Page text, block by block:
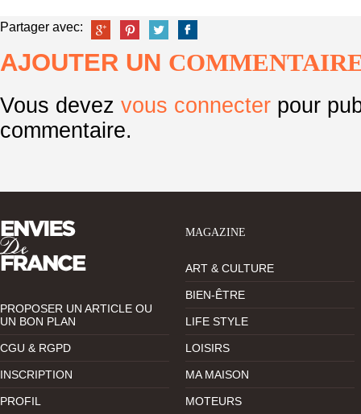
Partager avec:
AJOUTER UN
Vous devez vous connecter pour
commentaire.
PROPOSER UN ARTICLE OU
UN BON PLAN
CGU & RGPD
INSCRIPTION
PROFIL
MAGAZINE
ART & CULTURE
BIEN-ÊTRE
LIFE STYLE
LOISIRS
MA MAISON
MOTEURS